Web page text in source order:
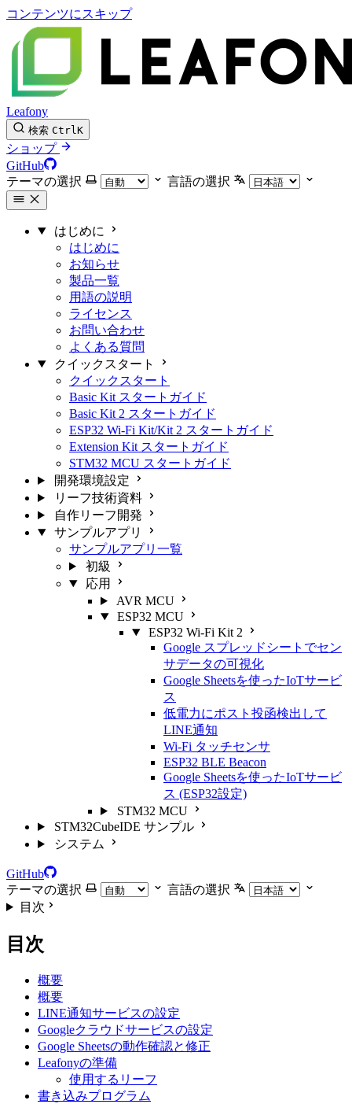
コンテンツにスキップ
Leafony
検索 CtrlK
ショップ
GitHub
テーマの選択
言語の選択
はじめに
はじめに
お知らせ
製品一覧
用語の説明
ライセンス
お問い合わせ
よくある質問
クイックスタート
クイックスタート
Basic Kit スタートガイド
Basic Kit 2 スタートガイド
ESP32 Wi-Fi Kit/Kit 2 スタートガイド
Extension Kit スタートガイド
STM32 MCU スタートガイド
開発環境設定
リーフ技術資料
自作リーフ開発
サンプルアプリ
サンプルアプリ一覧
初級
応用
AVR MCU
ESP32 MCU
ESP32 Wi-Fi Kit 2
Google スプレッドシートでセン
サデータの可視化
Google Sheetsを使ったIoTサービ
ス
低電力にポスト投函検出して
LINE通知
Wi-Fi タッチセンサ
ESP32 BLE Beacon
Google Sheetsを使ったIoTサービ
ス (ESP32設定)
STM32 MCU
STM32CubeIDE サンプル
システム
GitHub
テーマの選択
言語の選択
目次
目次
概要
概要
LINE通知サービスの設定
Googleクラウドサービスの設定
Google Sheetsの動作確認と修正
Leafonyの準備
使用するリーフ
書き込みプログラム